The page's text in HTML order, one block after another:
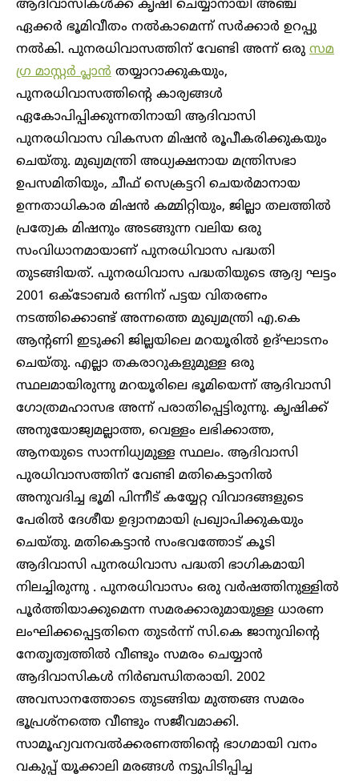
ആദിവാസികൾക്ക് കൃഷി ചെയ്യാനായി അഞ്ച്
ഏക്കർ ഭൂമിവീതം നൽകാമെന്ന് സർക്കാർ ഉറപ്പു
നൽകി. പുനരധിവാസത്തിന് വേണ്ടി അന്ന് ഒരു സമ
ഗ്ര മാസ്റ്റർ പ്ലാൻ തയ്യാറാക്കുകയും,
പുനരധിവാസത്തിന്റെ കാര്യങ്ങൾ
ഏകോപിപ്പിക്കുന്നതിനായി ആദിവാസി
പുനരധിവാസ വികസന മിഷൻ രൂപീകരിക്കുകയും
ചെയ്തു. മുഖ്യമന്ത്രി അധ്യക്ഷനായ മന്ത്രിസഭാ
ഉപസമിതിയും, ചീഫ് സെക്രട്ടറി ചെയർമാനായ
ഉന്നതാധികാര മിഷൻ കമ്മിറ്റിയും, ജില്ലാ തലത്തിൽ
പ്രത്യേക മിഷനും അടങ്ങുന്ന വലിയ ഒരു
സംവിധാനമായാണ് പുനരധിവാസ പദ്ധതി
തുടങ്ങിയത്. പുനരധിവാസ പദ്ധതിയുടെ ആദ്യ ഘട്ടം
2001 ഒക്ടോബർ ഒന്നിന് പട്ടയ വിതരണം
നടത്തിക്കൊണ്ട് അന്നത്തെ മുഖ്യമന്ത്രി എ.കെ
ആന്റണി ഇടുക്കി ജില്ലയിലെ മറയൂരിൽ ഉദ്‌ഘാടനം
ചെയ്തു. എല്ലാ തകരാറുകളുമുള്ള ഒരു
സ്ഥലമായിരുന്നു മറയൂരിലെ ഭൂമിയെന്ന് ആദിവാസി ​
ഗോത്രമഹാസഭ അന്ന് പരാതിപ്പെട്ടിരുന്നു. കൃഷിക്ക്
അനുയോജ്യമല്ലാത്ത, വെള്ളം ലഭിക്കാത്ത,
ആനയുടെ സാന്നിധ്യമുള്ള സ്ഥലം. ആദിവാസി
പുരധിവാസത്തിന് വേണ്ടി മതികെട്ടാനിൽ
അനുവദിച്ച ഭൂമി പിന്നീട് കയ്യേറ്റ വിവാദങ്ങളുടെ
പേരിൽ ദേശീയ ഉദ്യാനമായി പ്രഖ്യാപിക്കുകയും
ചെയ്തു. മതികെട്ടാൻ സംഭവത്തോട് കൂടി
ആദിവാസി പുനരധിവാസ പദ്ധതി ഭാഗികമായി
നിലച്ചിരുന്നു . പുനരധിവാസം ഒരു വർഷത്തിനുള്ളിൽ
പൂർത്തിയാക്കുമെന്ന സമരക്കാരുമായുള്ള ധാരണ
ലംഘിക്കപ്പെട്ടതിനെ തുടർന്ന് സി.കെ ജാനുവിന്റെ
നേതൃത്വത്തിൽ വീണ്ടും സമരം ചെയ്യാൻ
ആദിവാസികൾ നിർബന്ധിതരായി. 2002
അവസാനത്തോടെ തുടങ്ങിയ മുത്തങ്ങ സമരം
ഭൂപ്രശ്നത്തെ വീണ്ടും സജീവമാക്കി.
സാമൂഹ്യവനവൽക്കരണത്തിന്റെ ഭാഗമായി വനം
വകുപ്പ് യൂക്കാലി മരങ്ങൾ നട്ടുപിടിപ്പിച്ച